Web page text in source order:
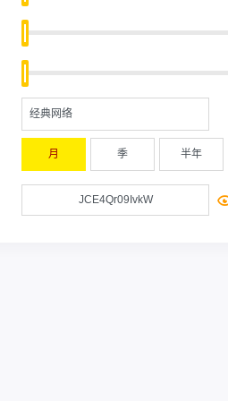
经典网络
月 季 半年